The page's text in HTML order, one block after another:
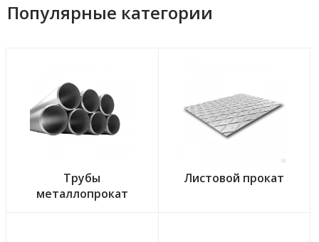
Популярные категории
Трубы
металлопрокат
Листовой прокат